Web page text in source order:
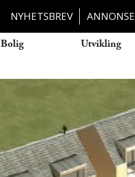
NYHETSBREV ANNONSE
Bolig Utvikling